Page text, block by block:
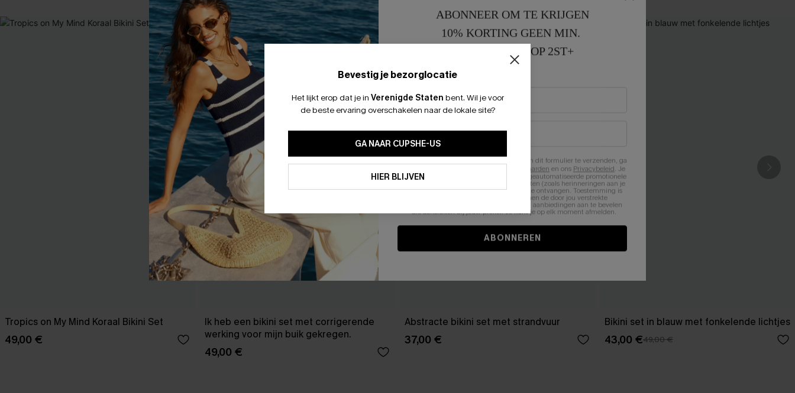
Tropics on My Mind Koraal Bikini Set
49,00 €
Ik heb een bikini set met corrigerende
werking voor mijn buik gekregen.
49,00 €
Abstracte bikini set met strandvuur
37,00 €
Bikini set in blauw met fonkelende lichtjes
43,00 €49,00 €
Bevestig je bezorglocatie
Het lijkt erop dat je in Verenigde Staten bent. Wil je voor
de beste ervaring overschakelen naar de lokale site?
GA NAAR CUPSHE-US
HIER BLIJVEN
ABONNEER OM TE KRIJGEN
10% KORTING GEEN MIN.
15% KORTING OP 2ST+
Door je contactgegevens in te vullen en dit formulier te verzenden, ga
Algemene Voorwaarden en ons Privacybeleid. Je
stemt er tevens mee in om herhaalde geautomatiseerde promotionele
en gepersonaliseerde marketingberichten (zoals herinneringen aan je
winkelwagen) en e-mails van Cupshe te ontvangen. Toestemming is
niet vereist voor een aankoop. We kunnen de door jou verstrekte
informatie gebruiken om producten en aanbiedingen aan te bevelen
die aansluiten bij jouw profiel. Je kunt je op elk moment afmelden.
ABONNEREN